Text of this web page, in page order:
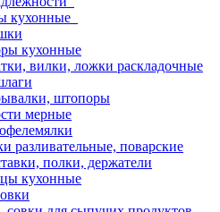
кухонные
кухонные
вилки, ложки раскладочные
штопоры
мерные
разливательные, поварские
полки, держатели
кухонные